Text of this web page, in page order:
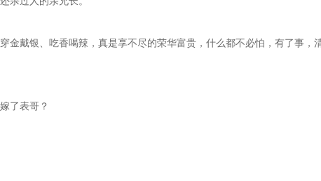
戴银、吃香喝辣，真是享不尽的荣华富贵，什么都不必怕，有了事，
了表哥？